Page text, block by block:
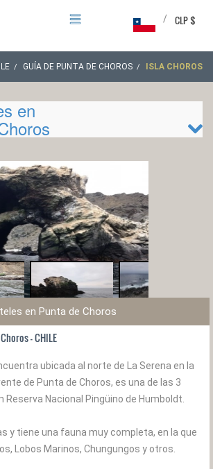
CLP $
/
GUÍA DE PUNTA DE CHOROS ISLA CHOROS
en
Hoteles en Punta de Choros
- CHILE
ubicada al norte de La Serena en la
de Punta de Choros, es una de las 3
Reserva Nacional Pingüino de Humboldt.
y tiene una fauna muy completa, en la que
Lobos Marinos, Chungungos y otros.